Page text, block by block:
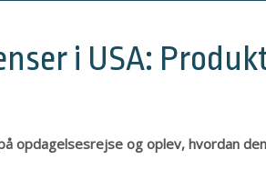
i USA:
opdagelsesrejse og oplev, hvordan